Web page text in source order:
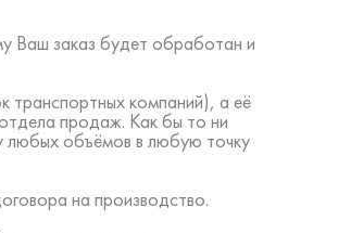
Ваш заказ будет обработан и
транспортных компаний), а её
продаж. Как бы то ни
любых объёмов в любую точку
на производство.